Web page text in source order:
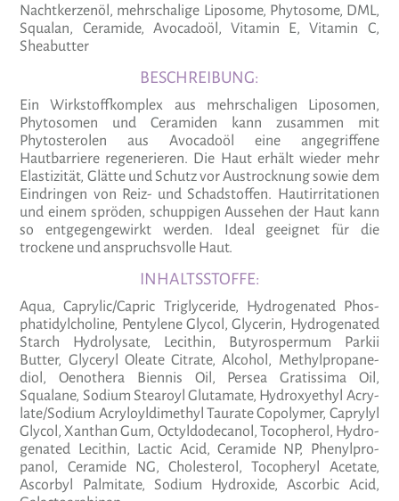
Nachtkerzenöl, mehrschalige Liposome, Phytosome, DML,
Squalan, Ceramide, Avocadoöl, Vitamin E, Vitamin C,
Sheabutter
BESCHREIBUNG:
Ein Wirkstoffkomplex aus mehrschaligen Liposomen,
Phytosomen und Ceramiden kann zusammen mit
Phytosterolen aus Avocadoöl eine angegriffene
Hautbarriere regenerieren. Die Haut erhält wieder mehr
Elastizität, Glätte und Schutz vor Austrocknung sowie dem
Eindringen von Reiz- und Schadstoffen. Hautirritationen
und einem spröden, schuppigen Aussehen der Haut kann
so entgegengewirkt werden. Ideal geeignet für die
trockene und anspruchsvolle Haut.
INHALTSSTOFFE:
Aqua, Caprylic/Capric Tri­g­ly­ce­ride, Hydro­ge­nated Phos­
pha­t­idyl­cho­line, Penty­lene Glycol, Gly­cerin, Hydro­ge­nated
Starch Hydro­ly­sate, Lecithin, Buty­ro­s­permum Parkii
Butter, Gly­ceryl Oleate Cit­rate, Alcohol, Methyl­pro­pa­ne­
diol, Oeno­thera Biennis Oil, Persea Gra­tis­sima Oil,
Squalane, Sodium Stea­royl Gluta­mate, Hydr­oxye­thyl Acry­
late/Sodium Acry­loyl­di­me­thyl Tau­rate Copo­lymer, Caprylyl
Glycol, Xanthan Gum, Octyl­do­de­canol, Toco­pherol, Hydro­
ge­nated Lecithin, Lactic Acid, Cera­mide NP, Phe­nyl­pro­
panol, Cera­mide NG, Cho­les­terol, Toco­pheryl Ace­tate,
Ascorbyl Pal­mi­tate, Sodium Hydroxide, Ascorbic Acid,